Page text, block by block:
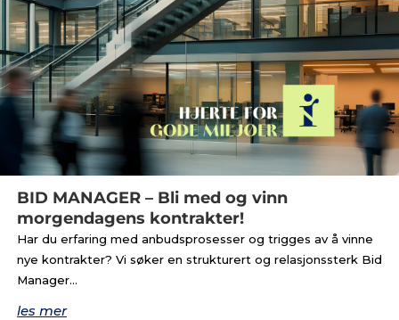
BID MANAGER – Bli med og vinn
morgendagens kontrakter!
Har du erfaring med anbudsprosesser og trigges av å vinne
nye kontrakter? Vi søker en strukturert og relasjonssterk Bid
Manager...
les mer